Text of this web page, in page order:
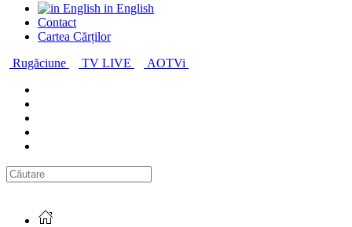
in English
Contact
Cartea Cărților
Rugăciune
TV LIVE AOTVi